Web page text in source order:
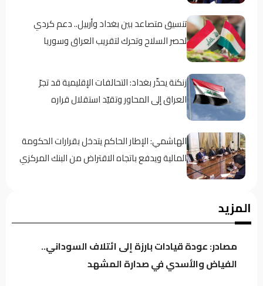
تنسيق متصاعد بين بغداد وأربيل.. دعم كردي
لحصر السلاح وتحرك لتقريب العراق وسوريا
زنكنة يحذّر بغداد: التحالفات الإقليمية قد تجرّ
العراق إلى المحاور وتقيّد استقلال قراره
الهاشمي: الإطار الحاكم يتدخل بقرارات الحكومة
المالية ويدفع باتجاه الاقتراض من البنك المركزي
سجن النجف: نوفر 60 جهاز اتصال للنزلاء للتواصل
مع ذويهم
المزيد
مصادر: عودة قيادات بارزة إلى ائتلاف السوداني..
الفياض والأسدي في صدارة المشهد